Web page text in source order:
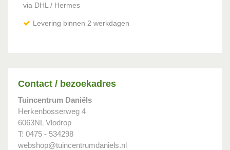
via DHL / Hermes
Levering binnen 2 werkdagen
Contact / bezoekadres
Tuincentrum Daniëls
Herkenbosserweg 4
6063NL Vlodrop
T: 0475 - 534298
webshop@tuincentrumdaniels.nl